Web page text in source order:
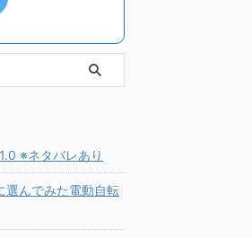
※ネタバレあり
選んでみた電動自転